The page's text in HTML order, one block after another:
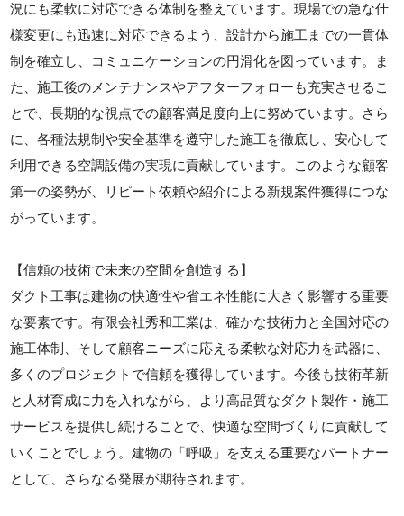
況にも柔軟に対応できる体制を整えています。現場での急な仕
様変更にも迅速に対応できるよう、設計から施工までの一貫体
制を確立し、コミュニケーションの円滑化を図っています。ま
た、施工後のメンテナンスやアフターフォローも充実させるこ
とで、長期的な視点での顧客満足度向上に努めています。さら
に、各種法規制や安全基準を遵守した施工を徹底し、安心して
利用できる空調設備の実現に貢献しています。このような顧客
第一の姿勢が、リピート依頼や紹介による新規案件獲得につな
がっています。
【信頼の技術で未来の空間を創造する】
ダクト工事は建物の快適性や省エネ性能に大きく影響する重要
な要素です。有限会社秀和工業は、確かな技術力と全国対応の
施工体制、そして顧客ニーズに応える柔軟な対応力を武器に、
多くのプロジェクトで信頼を獲得しています。今後も技術革新
と人材育成に力を入れながら、より高品質なダクト製作・施工
サービスを提供し続けることで、快適な空間づくりに貢献して
いくことでしょう。建物の「呼吸」を支える重要なパートナー
として、さらなる発展が期待されます。